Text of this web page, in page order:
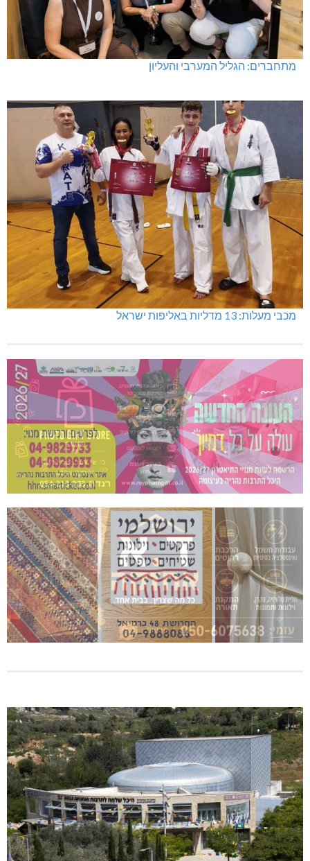
מתחברים: הגליל המערבי והעליון
מכבי מעלות: 13 מדליות באליפות ישראל